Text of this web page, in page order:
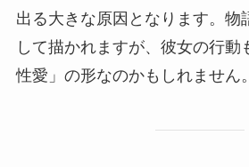
出る大きな原因となります。物
して描かれますが、彼女の行動
性愛」の形なのかもしれません。